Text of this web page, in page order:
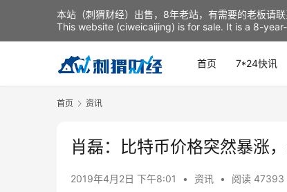
首页 7*24快讯
首页 资讯
肖磊：比特币价格突然暴涨
2019年4月2日 下午8:01 • 资讯 • 阅读 47393
本站（刺猬财经）出售，8年老站，有需要的老板请
This website (ciweicaijing) is for sale. It is a 8-